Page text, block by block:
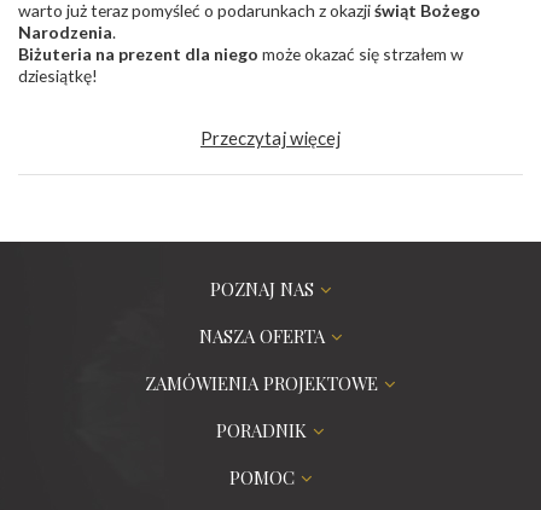
warto już teraz pomyśleć o podarunkach z okazjiświąt Bożego
Narodzenia.
Biżuteria na prezent dla niego może okazać się strzałem w
dziesiątkę!
Przeczytaj więcej
POZNAJ NAS
NASZA OFERTA
ZAMÓWIENIA PROJEKTOWE
PORADNIK
POMOC